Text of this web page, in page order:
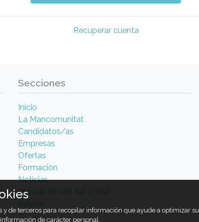
Recuperar cuenta
Secciones
Inicio
La Mancomunitat
Candidatos/as
Empresas
Ofertas
Formación
Noticias
Manual de uso del portal
Ayudas
y de terceros para recopilar información que ayude a optimizar
de carácter personal.